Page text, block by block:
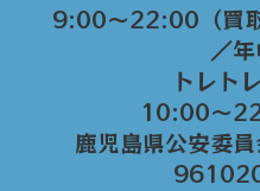
9:00〜22:00（買
／
トレト
10:00〜
鹿児島県公安委